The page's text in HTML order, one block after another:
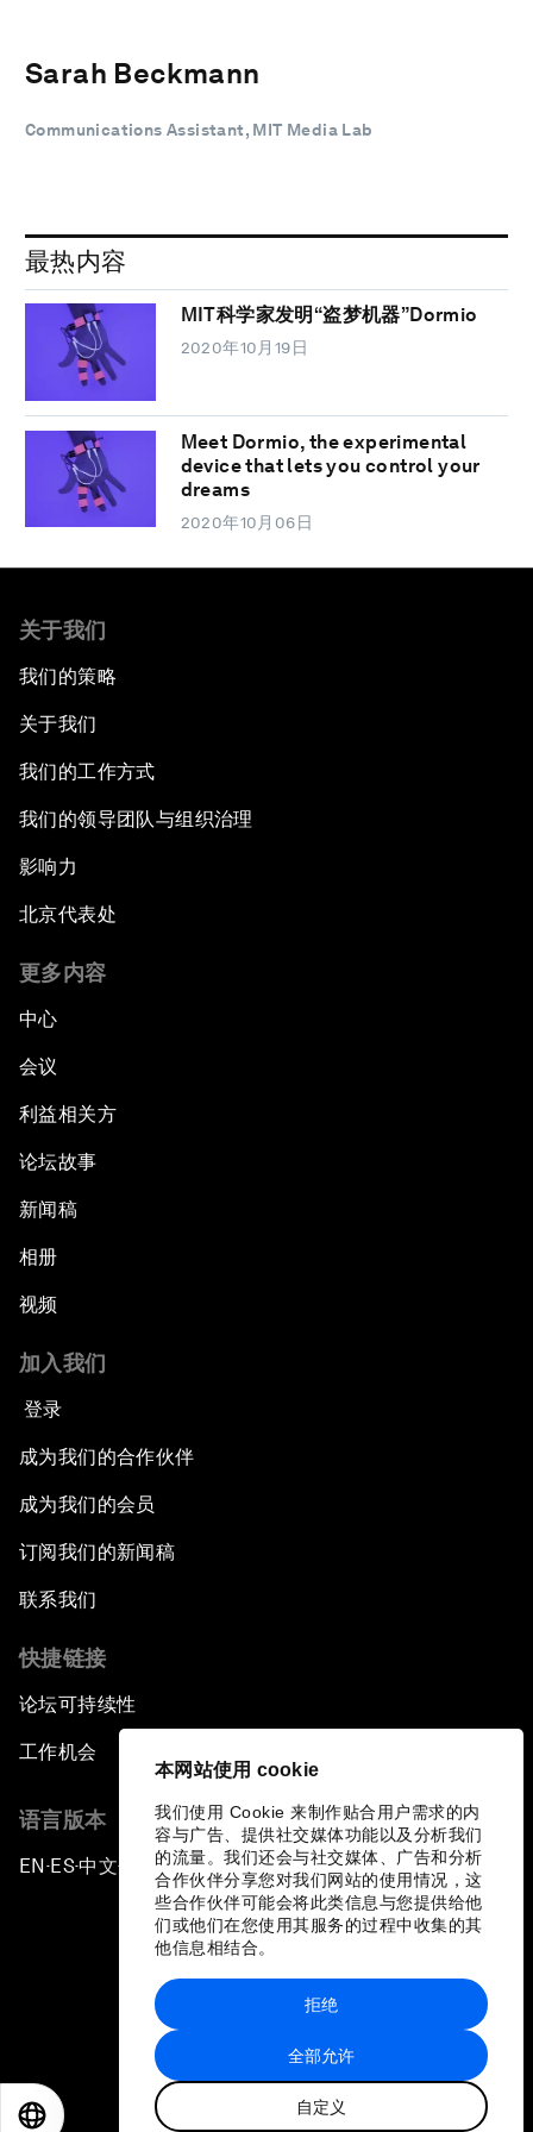
本网站使用 cookie
我们使用 Cookie 来制作贴合用户需求的内
容与广告、提供社交媒体功能以及分析我们
的流量。我们还会与社交媒体、广告和分析
合作伙伴分享您对我们网站的使用情况，这
些合作伙伴可能会将此类信息与您提供给他
们或他们在您使用其服务的过程中收集的其
他信息相结合。
全部允许
自定义
拒绝
Sarah Beckmann
Communications Assistant, MIT Media Lab
最热内容
MIT科学家发明“盗梦机器”Dormio
2020年10月19日
Meet Dormio, the experimental
device that lets you control your
dreams
2020年10月06日
关于我们
我们的策略
关于我们
我们的工作方式
我们的领导团队与组织治理
影响力
北京代表处
更多内容
中心
会议
利益相关方
论坛故事
新闻稿
相册
视频
加入我们
登录
成为我们的合作伙伴
成为我们的会员
订阅我们的新闻稿
联系我们
快捷链接
论坛可持续性
工作机会
语言版本
EN ▪ES▪中文▪ 日本語
站点地图
世界经济论坛